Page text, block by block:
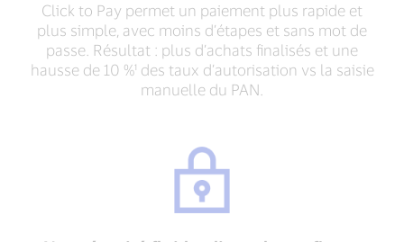
Click to Pay permet un paiement plus rapide et
plus simple, avec moins d’étapes et sans mot de
passe. Résultat : plus d’achats finalisés et une
hausse de 10 %¹ des taux d’autorisation vs la saisie
manuelle du PAN.